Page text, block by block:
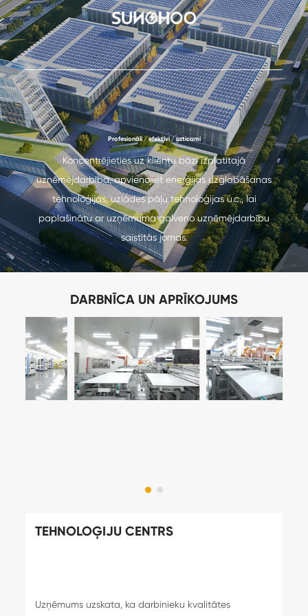
Profesionāli / efektīvi / uzticami
Koncentrējieties uz klientu bāzi izplatītajā
uzņēmējdarbībā, apvienojiet enerģijas uzglabāšanas
tehnoloģijas, uzlādes pāļu tehnoloģijas u.c., lai
paplašinātu ar uzņēmuma galveno uzņēmējdarbību
saistītās jomas.
DARBNĪCA UN APRĪKOJUMS
TEHNOLOĢIJU CENTRS
Uzņēmums uzskata, ka darbinieku kvalitātes